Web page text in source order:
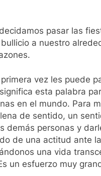
pasar las
a nuestro
vez les puede
esta palabra
en el mundo. Para
de sentido, un
demás personas y
de una actitud ante
una vida
un esfuerzo muy